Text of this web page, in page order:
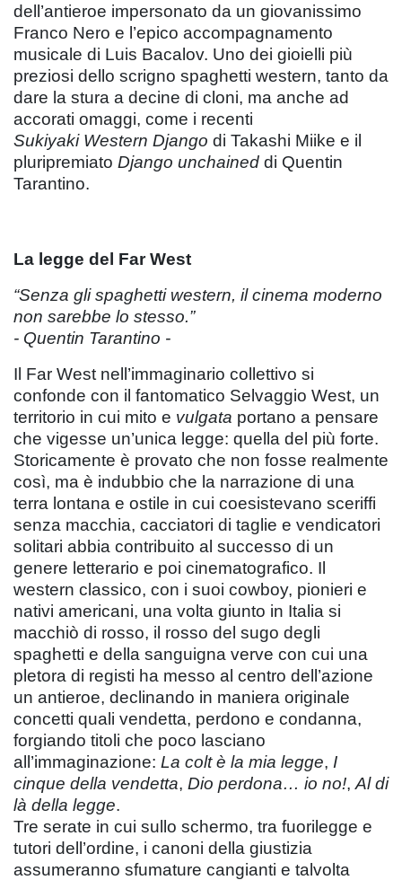
dell’antieroe impersonato da un giovanissimo
Franco Nero e l’epico accompagnamento
musicale di Luis Bacalov. Uno dei gioielli più
preziosi dello scrigno spaghetti western, tanto da
dare la stura a decine di cloni, ma anche ad
accorati omaggi, come i recenti
Sukiyaki Western Django di Takashi Miike e il
pluripremiato Django unchained di Quentin
Tarantino.
La legge del Far West
“Senza gli spaghetti western, il cinema moderno
non sarebbe lo stesso.”
- Quentin Tarantino -
Il Far West nell’immaginario collettivo si
confonde con il fantomatico Selvaggio West, un
territorio in cui mito e vulgata portano a pensare
che vigesse un’unica legge: quella del più forte.
Storicamente è provato che non fosse realmente
così, ma è indubbio che la narrazione di una
terra lontana e ostile in cui coesistevano sceriffi
senza macchia, cacciatori di taglie e vendicatori
solitari abbia contribuito al successo di un
genere letterario e poi cinematografico. Il
western classico, con i suoi cowboy, pionieri e
nativi americani, una volta giunto in Italia si
macchiò di rosso, il rosso del sugo degli
spaghetti e della sanguigna verve con cui una
pletora di registi ha messo al centro dell’azione
un antieroe, declinando in maniera originale
concetti quali vendetta, perdono e condanna,
forgiando titoli che poco lasciano
all’immaginazione: La colt è la mia legge, I
cinque della vendetta, Dio perdona… io no!, Al di
là della legge.
Tre serate in cui sullo schermo, tra fuorilegge e
tutori dell’ordine, i canoni della giustizia
assumeranno sfumature cangianti e talvolta